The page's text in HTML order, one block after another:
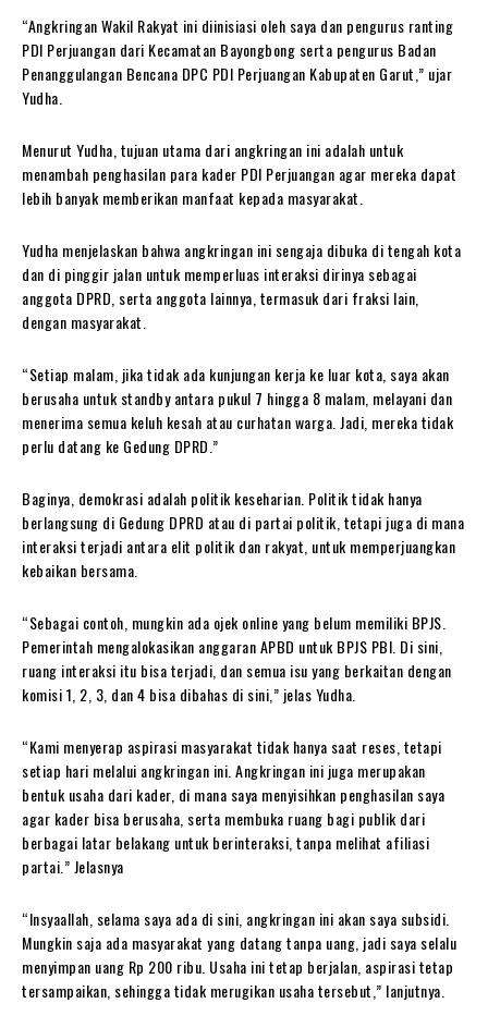
“Angkringan Wakil Rakyat ini diinisiasi oleh saya dan pengurus ranting
PDI Perjuangan dari Kecamatan Bayongbong serta pengurus Badan
Penanggulangan Bencana DPC PDI Perjuangan Kabupaten Garut,” ujar
Yudha.
Menurut Yudha, tujuan utama dari angkringan ini adalah untuk
menambah penghasilan para kader PDI Perjuangan agar mereka dapat
lebih banyak memberikan manfaat kepada masyarakat.
Yudha menjelaskan bahwa angkringan ini sengaja dibuka di tengah kota
dan di pinggir jalan untuk memperluas interaksi dirinya sebagai
anggota DPRD, serta anggota lainnya, termasuk dari fraksi lain,
dengan masyarakat.
“Setiap malam, jika tidak ada kunjungan kerja ke luar kota, saya akan
berusaha untuk standby antara pukul 7 hingga 8 malam, melayani dan
menerima semua keluh kesah atau curhatan warga. Jadi, mereka tidak
perlu datang ke Gedung DPRD.”
Baginya, demokrasi adalah politik keseharian. Politik tidak hanya
berlangsung di Gedung DPRD atau di partai politik, tetapi juga di mana
interaksi terjadi antara elit politik dan rakyat, untuk memperjuangkan
kebaikan bersama.
“Sebagai contoh, mungkin ada ojek online yang belum memiliki BPJS.
Pemerintah mengalokasikan anggaran APBD untuk BPJS PBI. Di sini,
ruang interaksi itu bisa terjadi, dan semua isu yang berkaitan dengan
komisi 1, 2, 3, dan 4 bisa dibahas di sini,” jelas Yudha.
“Kami menyerap aspirasi masyarakat tidak hanya saat reses, tetapi
setiap hari melalui angkringan ini. Angkringan ini juga merupakan
bentuk usaha dari kader, di mana saya menyisihkan penghasilan saya
agar kader bisa berusaha, serta membuka ruang bagi publik dari
berbagai latar belakang untuk berinteraksi, tanpa melihat afiliasi
partai.” Jelasnya
“Insyaallah, selama saya ada di sini, angkringan ini akan saya subsidi.
Mungkin saja ada masyarakat yang datang tanpa uang, jadi saya selalu
menyimpan uang Rp 200 ribu. Usaha ini tetap berjalan, aspirasi tetap
tersampaikan, sehingga tidak merugikan usaha tersebut,” lanjutnya.